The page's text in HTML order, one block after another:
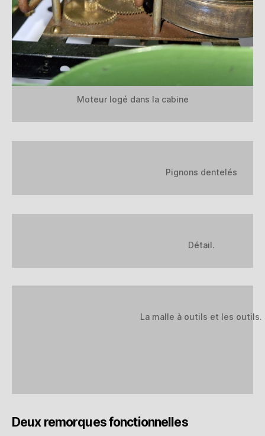
Moteur logé dans la cabine
Pignons dentelés
Détail.
La malle à outils et les outils.
Deux remorques fonctionnelles